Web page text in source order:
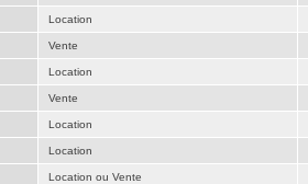
Location
Vente
Location
Vente
Location
Location
Location ou Vente